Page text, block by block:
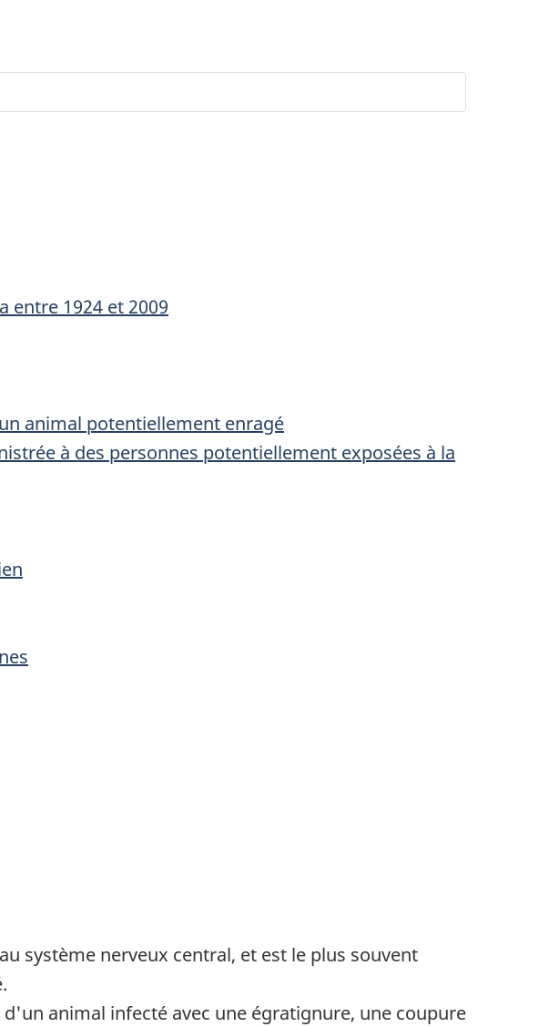
entre 1924 et 2009
animal potentiellement enragé
à des personnes potentiellement exposées à la
système nerveux central, et est le plus souvent
animal infecté avec une égratignure, une coupure